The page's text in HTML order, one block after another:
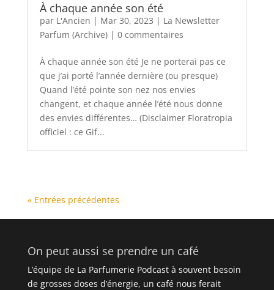
À chaque année son été
par L'Ancien | Mar 30, 2023 | La Newsletter
Parfum (Archive)| 0 commentaires
À chaque année son été Je ne porterai pas ce
que j’ai porté l’année dernière (ou presque)
Quand l’été pointe son nez nos envies
changent, et chaque année l’été nous donne
des envies différentes… (Disclaimer Floratropia
officiel : ce Gif...
« Entrées précédentes
On peut aussi se prendre un café
L’équipe de La Parfumerie Podcast à souvent besoin
de grosses doses d’énergie, un café nous ferait